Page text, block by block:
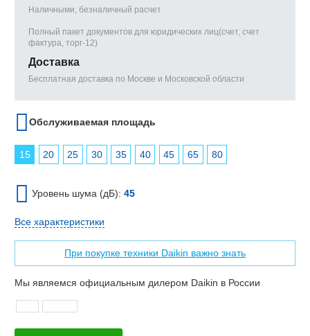
Наличными, безналичный расчет
Полный пакет документов для юридических лиц(счет, счет
фактура, торг-12)
Доставка
Бесплатная доставка по Москве и Московской области
Обслуживаемая площадь
15 20 25 30 35 40 45 65 80
Уровень шума (дБ): 45
Все характеристики
При покупке техники Daikin важно знать
Мы являемся официальным дилером Daikin в России